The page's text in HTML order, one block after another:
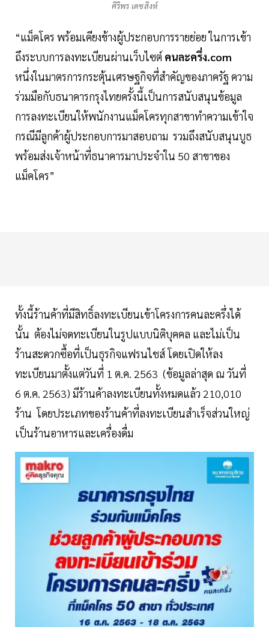
ศิริพร เดชสิงห์
“แม็คโคร พร้อมเคียงข้างผู้ประกอบการรายย่อย ในการเข้า
ถึงระบบการลงทะเบียนผ่านเว็บไซต์ คนละครึ่ง.com
หนึ่งในมาตรการกระตุ้นเศรษฐกิจที่สำคัญของภาครัฐ ความ
ร่วมมือกับธนาคารกรุงไทยครั้งนี้เป็นการสนับสนุนข้อมูล
การลงทะเบียนให้พนักงานแม็คโครทุกสาขาทำความเข้าใจ
กรณีมีลูกค้าผู้ประกอบการมาสอบถาม รวมถึงสนับสนุนบูธ
พร้อมส่งเจ้าหน้าที่ธนาคารมาประจำใน 50 สาขาของ
แม็คโคร”
ทั้งนี้ร้านค้าที่มีสิทธิ์ลงทะเบียนเข้าโครงการคนละครึ่งได้
นั้น ต้องไม่จดทะเบียนในรูปแบบนิติบุคคล และไม่เป็น
ร้านสะดวกซื้อที่เป็นธุรกิจแฟรนไชส์ โดยเปิดให้ลง
ทะเบียนมาตั้งแต่วันที่ 1 ต.ค. 2563 (ข้อมูลล่าสุด ณ วันที่
6 ต.ค. 2563) มีร้านค้าลงทะเบียนทั้งหมดแล้ว 210,010
ร้าน โดยประเภทของร้านค้าที่ลงทะเบียนสำเร็จส่วนใหญ่
เป็นร้านอาหารและเครื่องดื่ม